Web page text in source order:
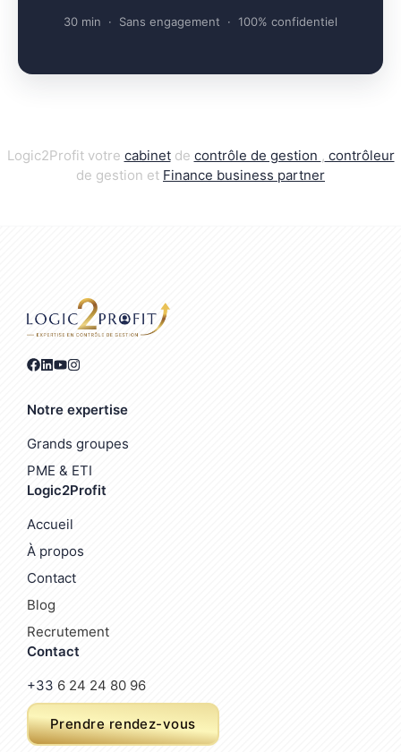
30 min · Sans engagement · 100% confidentiel
Logic2Profit votre cabinetde contrôle de gestion , contrôleur
de gestion et Finance business partner
Notre expertise
Grands groupes
PME & ETI
Logic2Profit
Accueil
À propos
Contact
Blog
Recrutement
Contact
+33 6 24 24 80 96
Prendre rendez-vous